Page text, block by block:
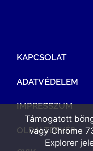
KAPCSOLAT
ADATVÉDELEM
IMPRESSZUM
OLDALTÉRKÉP
Támogatott
vagy Chrome
Explorer